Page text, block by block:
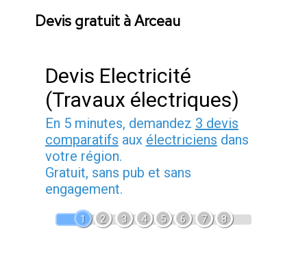
Devis gratuit à Arceau
Devis Electricité
(Travaux électriques)
En 5 minutes, demandez 3 devis
comparatifs aux électriciens dans
votre région.
Gratuit, sans pub et sans
engagement.
1 2 3 4 5 6 7 8